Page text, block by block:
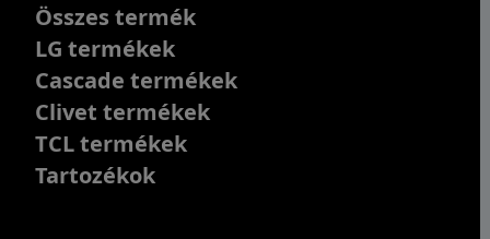
Összes termék
LG termékek
Cascade termékek
Clivet termékek
TCL termékek
Tartozékok